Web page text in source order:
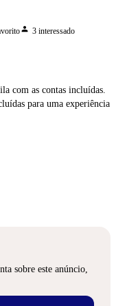
person 3 interessado
com as contas incluídas.
para uma experiência
sobre este anúncio,